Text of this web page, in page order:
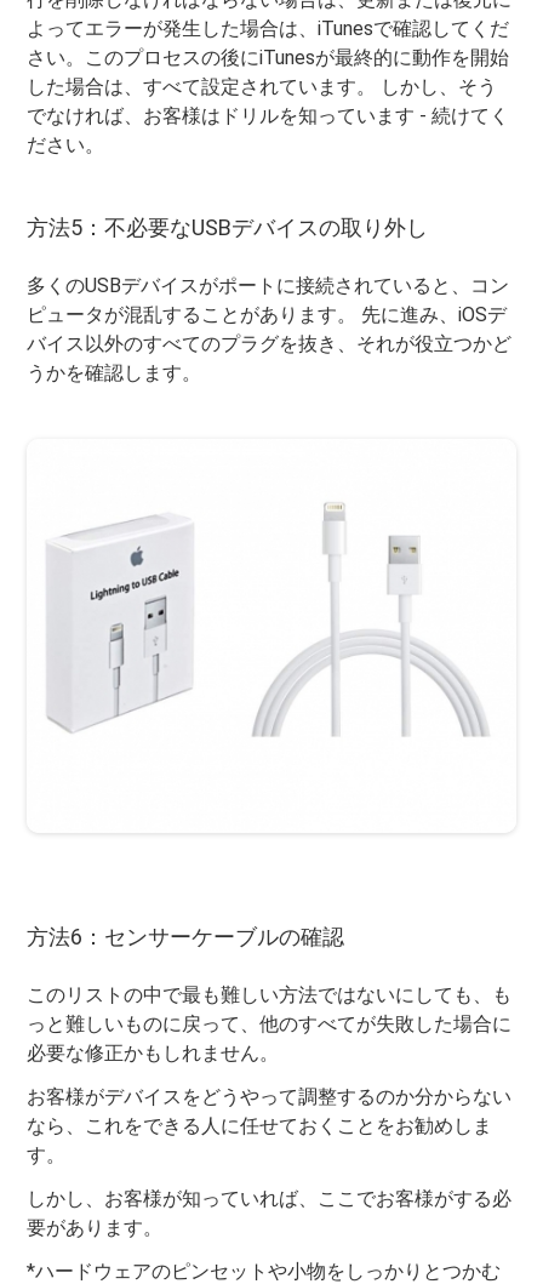
よってエラーが発生した場合は、iTunesで確認してくだ
さい。このプロセスの後にiTunesが最終的に動作を開始
した場合は、すべて設定されています。 しかし、そう
でなければ、お客様はドリルを知っています - 続けてく
ださい。
方法5：不必要なUSBデバイスの取り外し
多くのUSBデバイスがポートに接続されていると、コン
ピュータが混乱することがあります。 先に進み、iOSデ
バイス以外のすべてのプラグを抜き、それが役立つかど
うかを確認します。
方法6：センサーケーブルの確認
このリストの中で最も難しい方法ではないにしても、も
っと難しいものに戻って、他のすべてが失敗した場合に
必要な修正かもしれません。
お客様がデバイスをどうやって調整するのか分からない
なら、これをできる人に任せておくことをお勧めしま
す。
しかし、お客様が知っていれば、ここでお客様がする必
要があります。
*ハードウェアのピンセットや小物をしっかりとつかむ